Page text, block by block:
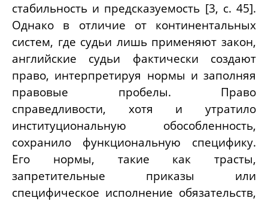
стабильность и предсказуемость [3, с. 45].
Однако в отличие от континентальных
систем, где судьи лишь применяют закон,
английские судьи фактически создают
право, интерпретируя нормы и заполняя
правовые пробелы. Право
справедливости, хотя и утратило
институциональную обособленность,
сохранило функциональную специфику.
Его нормы, такие как трасты,
запретительные приказы или
специфическое исполнение обязательств,